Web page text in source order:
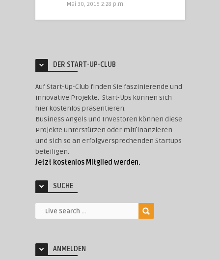
Mai 30, 2016 2:28 p.m.
DER START-UP-CLUB
Auf Start-Up-Club finden Sie faszinierende und
innovative Projekte. Start-Ups können sich
hier kostenlos präsentieren.
Business Angels und Investoren können diese
Projekte unterstützen oder mitfinanzieren
und sich so an erfolgversprechenden Startups
beteiligen.
Jetzt kostenlos Mitglied werden.
SUCHE
ANMELDEN